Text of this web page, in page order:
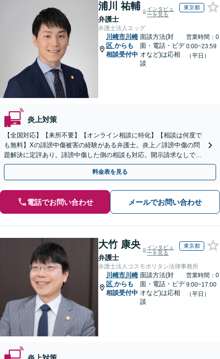
浦川 祐輔
弁護士
インタビュ
ーを見る
東京都
弁護士法人エッグ
川崎市川崎
区 からも
相談受付中
面談方法(対
面・電話・ビデ
オなど)は応相
談
営業時間：0
0:00~23:59
（平日）
炎上対策
【全国対応】【来所不要】【オンライン相談に特化】【相談は何度で
も無料】Xの誹謗中傷被害の経験がある弁護士。炎上／誹謗中傷の問
題解決に定評あり。誹謗中傷した側の相談も対応。開示請求なしで本
人の特定ができる場合もあり。
料金表を見る
電話でお問い合わせ メールでお問い合わせ
大竹 康央
弁護士
インタビュ
ーを見る
東京都
弁護士法人コスモポリタン法律事務所
川崎市川崎
区 からも
相談受付中
面談方法(対
面・電話・ビデ
オなど)は応相
談
営業時間：0
9:00~17:00
（平日）